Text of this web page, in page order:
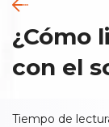
¿Cómo
con el
Tiempo de